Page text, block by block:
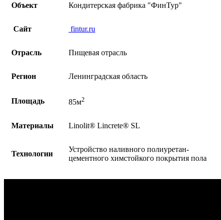
Объект
Кондитерская фабрика "ФинТур"
Сайт fintur.ru
Отрасль Пищевая отрасль
Регион Ленинградская область
Площадь 85м2
Материалы Linolit®️ Lincrete®️ SL
Технологии
Устройство наливного полиуретан-
цементного химстойкого покрытия пола